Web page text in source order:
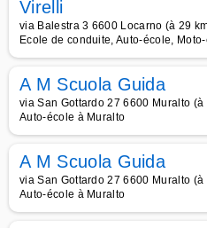
Virelli
via Balestra 3 6600 Locarno (à 29
Ecole de conduite, Auto-école,
A M Scuola Guida
via San Gottardo 27 6600 Muralto
Auto-école à Muralto
A M Scuola Guida
via San Gottardo 27 6600 Muralto
Auto-école à Muralto